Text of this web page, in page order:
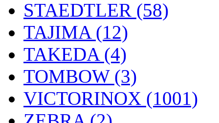
STAEDTLER (58)
TAJIMA (12)
TAKEDA (4)
TOMBOW (3)
VICTORINOX (1001)